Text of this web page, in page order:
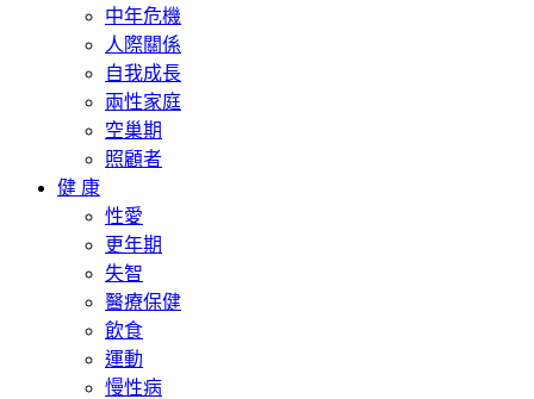
中年危機
人際關係
自我成長
兩性家庭
空巢期
照顧者
健 康
性愛
更年期
失智
醫療保健
飲食
運動
慢性病